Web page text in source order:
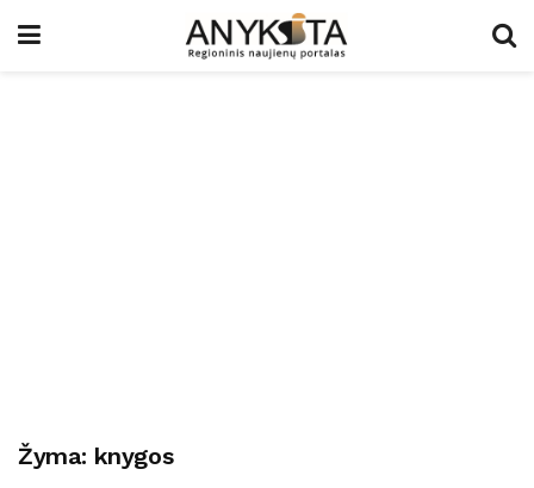
Žyma: knygos